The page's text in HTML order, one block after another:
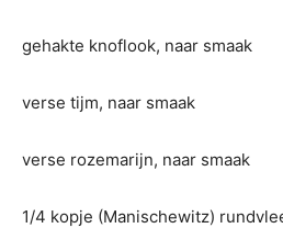
gehakte knoflook, naar smaak
verse tijm, naar smaak
verse rozemarijn, naar smaak
1/4 kopje (Manischewitz)